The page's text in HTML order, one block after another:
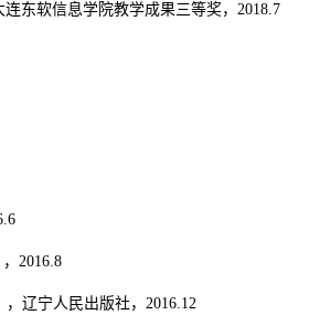
东软信息学院教学成果三等奖，2018.7
2016.8
辽宁人民出版社，2016.12